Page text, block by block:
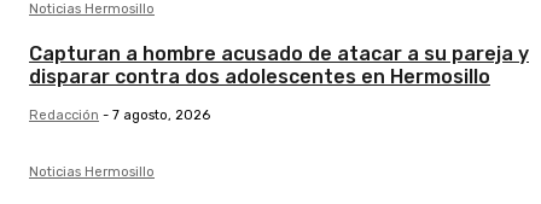
Noticias Hermosillo
Capturan a hombre acusado de atacar a su pareja y
disparar contra dos adolescentes en Hermosillo
Redacción - 7 agosto, 2026
Noticias Hermosillo